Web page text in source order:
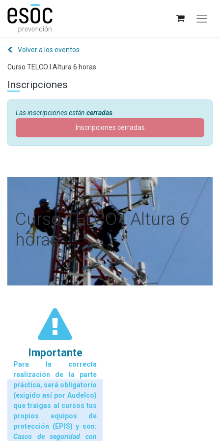
Volver a los eventos
Curso TELCO I Altura 6 horas
Inscripciones
Las inscripciones están cerradas
Inscripciones cerradas
Curso TELCO I Altura 6
horas
Importante
Para la correcta
realización de la parte
práctica, será obligatorio
(exigido así por Audelco)
que traigas al cursos tus
propios equipos de
protección (EPIS) y son:
Casco de seguridad con